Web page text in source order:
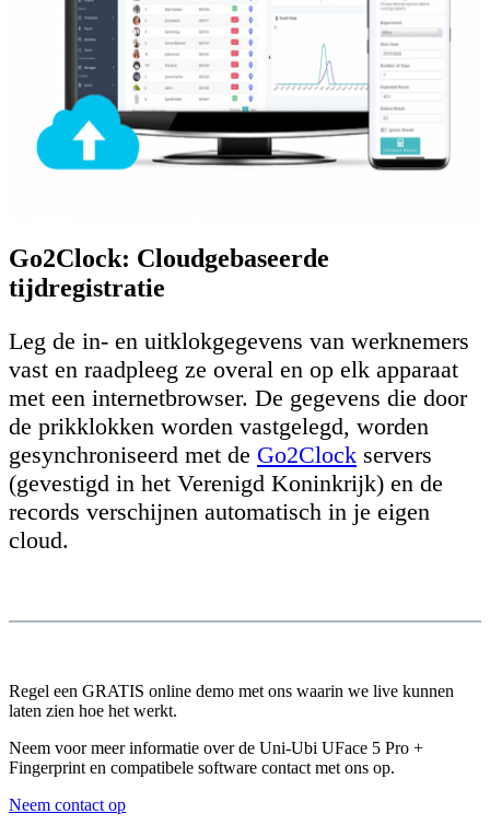
Go2Clock: Cloudgebaseerde
tijdregistratie
Leg de in- en uitklokgegevens van werknemers
vast en raadpleeg ze overal en op elk apparaat
met een internetbrowser. De gegevens die door
de prikklokken worden vastgelegd, worden
gesynchroniseerd met de Go2Clock servers
(gevestigd in het Verenigd Koninkrijk) en de
records verschijnen automatisch in je eigen
cloud.
Regel een GRATIS online demo met ons waarin we live kunnen
laten zien hoe het werkt.
Neem voor meer informatie over de Uni-Ubi UFace 5 Pro +
Fingerprint en compatibele software contact met ons op.
Neem contact op